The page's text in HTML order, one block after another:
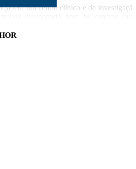
já tem um centro clínico e de investigação